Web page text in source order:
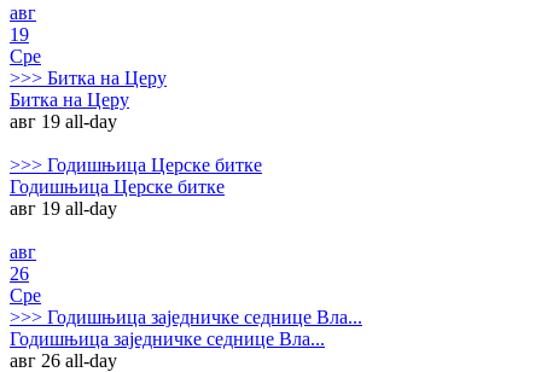
авг
19
Сре
>>> Битка на Церу
Битка на Церу
авг 19 all-day
>>> Годишњица Церске битке
Годишњица Церске битке
авг 19 all-day
авг
26
Сре
>>> Годишњица заједничке седнице Вла...
Годишњица заједничке седнице Вла...
авг 26 all-day